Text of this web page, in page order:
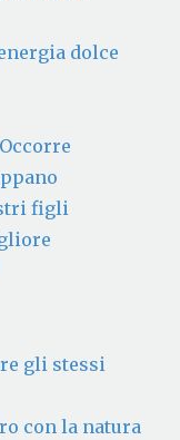
dolce
figli
gli stessi
con la natura